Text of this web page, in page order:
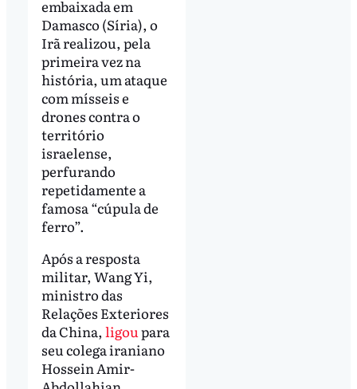
embaixada em
Damasco (Síria), o
Irã realizou, pela
primeira vez na
história, um ataque
com mísseis e
drones contra o
território
israelense,
perfurando
repetidamente a
famosa “cúpula de
ferro”.
Após a resposta
militar, Wang Yi,
ministro das
Relações Exteriores
da China, ligou para
seu colega iraniano
Hossein Amir-